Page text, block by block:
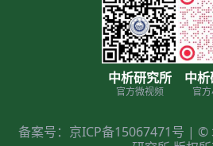
中析研究所
官方微视频
中
官
备案号：京ICP备15067471号 | ©